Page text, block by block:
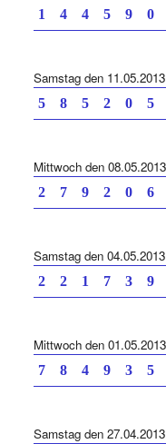
1 4 4 5 9 0
Samstag den 11.05.2013
5 8 5 2 0 5
Mittwoch den 08.05.2013
2 7 9 2 0 6
Samstag den 04.05.2013
2 2 1 7 3 9
Mittwoch den 01.05.2013
7 8 4 9 3 5
Samstag den 27.04.2013